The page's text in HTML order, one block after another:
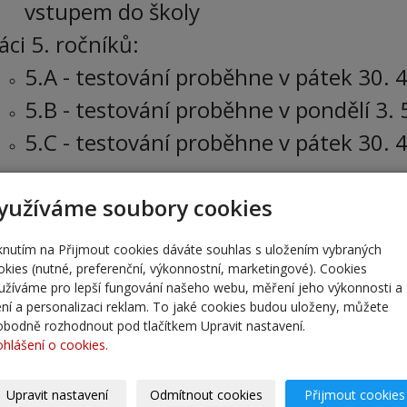
vstupem do školy
5. ročníků:
5.A - testování proběhne v pátek 30.
5.B - testování proběhne v pondělí 3.
5.C - testování proběhne v pátek 30.
probíhá samoodběrovými testy
certifikované testy a otestovat se
školou platí stále stejná hygienická
vstupuje do budovy školy
školy i v prostorách školy musí
(roušku, respirátor ...), u
soubory cookies
na Přijmout cookies dáváte souhlas s uložením vybraných
(nutné, preferenční, výkonnostní, marketingové). Cookies
pro lepší fungování našeho webu, měření jeho výkonnosti a
a personalizaci reklam. To jaké cookies budou uloženy, můžete
rozhodnout pod tlačítkem Upravit nastavení.
o cookies.
Upravit nastavení Odmítnout cookies Přijmout cookies